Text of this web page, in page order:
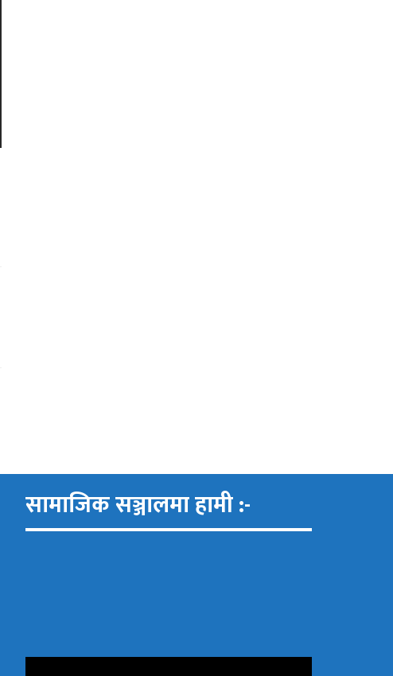
सामाजिक सञ्जालमा हामी :-